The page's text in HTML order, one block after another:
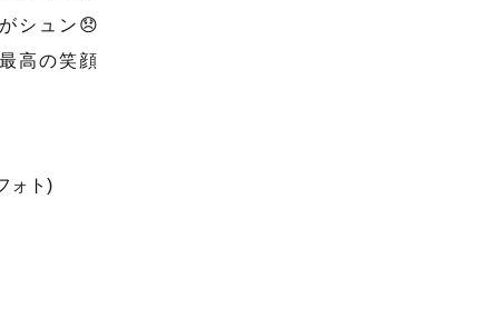
シュン😞
高の笑顔